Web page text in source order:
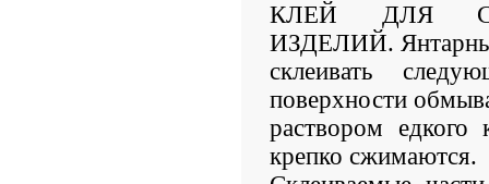
КЛЕЙ ДЛЯ
ИЗДЕЛИЙ.
склеивать
поверхности
раствором едкого
крепко сжимаются.